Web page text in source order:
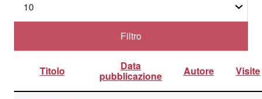
titolo
Filtro
Titolo Data
pubblicazione Autore Visite